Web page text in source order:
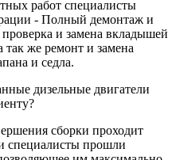
работ специалисты
- Полный демонтаж и
и замена вкладышей
же ремонт и замена
и седла.
дизельные двигатели
сборки проходит
специалисты прошли